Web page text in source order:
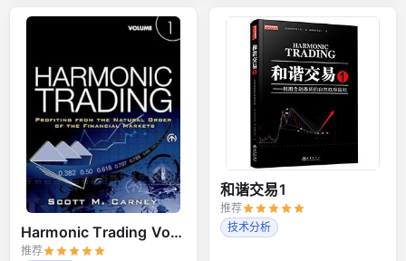
Harmonic Trading Volume 1
推荐
和谐交易1
推荐
技术分析